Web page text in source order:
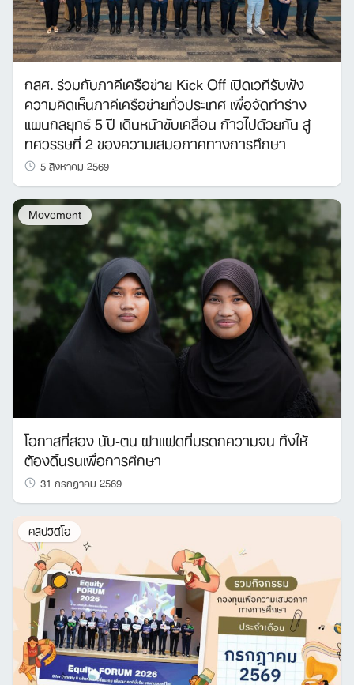
กสศ. ร่วมกับภาคีเครือข่าย Kick Off เปิดเวทีรับฟัง
ความคิดเห็นภาคีเครือข่ายทั่วประเทศ เพื่อจัดทำร่าง
แผนกลยุทธ์ 5 ปี เดินหน้าขับเคลื่อน ก้าวไปด้วยกัน สู่
ทศวรรษที่ 2 ของความเสมอภาคทางการศึกษา
5 สิงหาคม 2569
Movement
โอกาสที่สอง นับ-ตน ฝาแฝดที่มรดกความจน ทิ้งให้
ต้องดิ้นรนเพื่อการศึกษา
31 กรกฎาคม 2569
คลิปวิดีโอ